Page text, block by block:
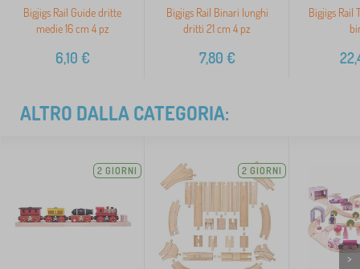
Bigjigs Rail Guide dritte
medie 16 cm 4 pz
6,10 €
Bigjigs Rail Binari lunghi
dritti 21 cm 4 pz
7,80 €
Bigjigs Rail
ALTRO DALLA CATEGORIA:
2 GIORNI 2 GIORNI
>